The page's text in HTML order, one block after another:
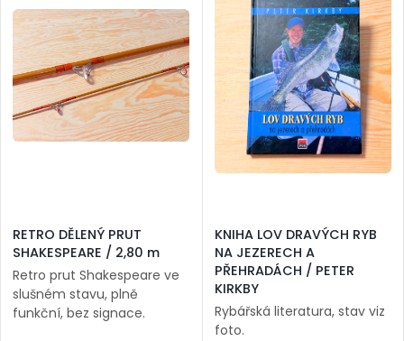
RETRO DĚLENÝ PRUT
SHAKESPEARE / 2,80 m
Retro prut Shakespeare ve
slušném stavu, plně
funkční, bez signace.
KNIHA LOV DRAVÝCH RYB
NA JEZERECH A
PŘEHRADÁCH / PETER
KIRKBY
Rybářská literatura, stav viz
foto.